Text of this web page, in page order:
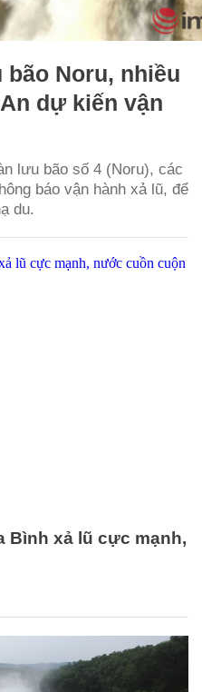
Noru, nhiều
dự kiến vận
lưu bão số 4 (Noru), các
báo vận hành xả lũ, để
du.
Bình xả lũ cực mạnh,